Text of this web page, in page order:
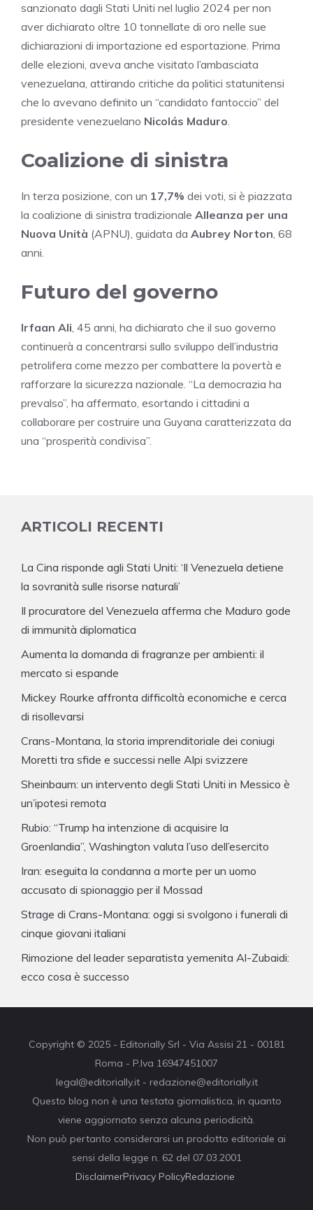
sanzionato dagli Stati Uniti nel luglio 2024 per non
aver dichiarato oltre 10 tonnellate di oro nelle sue
dichiarazioni di importazione ed esportazione. Prima
delle elezioni, aveva anche visitato l’ambasciata
venezuelana, attirando critiche da politici statunitensi
che lo avevano definito un “candidato fantoccio” del
presidente venezuelano Nicolás Maduro.
Coalizione di sinistra
In terza posizione, con un 17,7% dei voti, si è piazzata
la coalizione di sinistra tradizionale Alleanza per una
Nuova Unità (APNU), guidata da Aubrey Norton, 68
anni.
Futuro del governo
Irfaan Ali, 45 anni, ha dichiarato che il suo governo
continuerà a concentrarsi sullo sviluppo dell’industria
petrolifera come mezzo per combattere la povertà e
rafforzare la sicurezza nazionale. “La democrazia ha
prevalso”, ha affermato, esortando i cittadini a
collaborare per costruire una Guyana caratterizzata da
una “prosperità condivisa”.
ARTICOLI RECENTI
La Cina risponde agli Stati Uniti: ‘Il Venezuela detiene
la sovranità sulle risorse naturali’
Il procuratore del Venezuela afferma che Maduro gode
di immunità diplomatica
Aumenta la domanda di fragranze per ambienti: il
mercato si espande
Mickey Rourke affronta difficoltà economiche e cerca
di risollevarsi
Crans-Montana, la storia imprenditoriale dei coniugi
Moretti tra sfide e successi nelle Alpi svizzere
Sheinbaum: un intervento degli Stati Uniti in Messico è
un’ipotesi remota
Rubio: “Trump ha intenzione di acquisire la
Groenlandia”, Washington valuta l’uso dell’esercito
Iran: eseguita la condanna a morte per un uomo
accusato di spionaggio per il Mossad
Strage di Crans-Montana: oggi si svolgono i funerali di
cinque giovani italiani
Rimozione del leader separatista yemenita Al-Zubaidi:
ecco cosa è successo
Copyright © 2025 - Editorially Srl - Via Assisi 21 - 00181
Roma - P.Iva 16947451007
legal@editorially.it - redazione@editorially.it
Questo blog non è una testata giornalistica, in quanto
viene aggiornato senza alcuna periodicità.
Non può pertanto considerarsi un prodotto editoriale ai
sensi della legge n. 62 del 07.03.2001
DisclaimerPrivacy PolicyRedazione